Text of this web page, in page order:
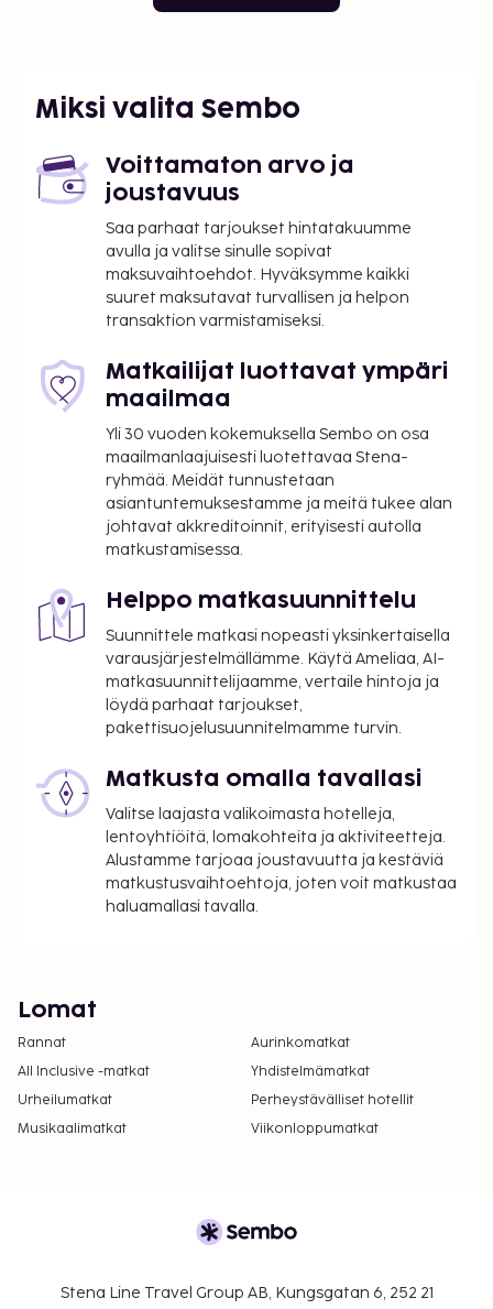
Miksi valita Sembo
Voittamaton arvo ja
joustavuus
Saa parhaat tarjoukset hintatakuumme
avulla ja valitse sinulle sopivat
maksuvaihtoehdot. Hyväksymme kaikki
suuret maksutavat turvallisen ja helpon
transaktion varmistamiseksi.
Matkailijat luottavat ympäri
maailmaa
Yli 30 vuoden kokemuksella Sembo on osa
maailmanlaajuisesti luotettavaa Stena-
ryhmää. Meidät tunnustetaan
asiantuntemuksestamme ja meitä tukee alan
johtavat akkreditoinnit, erityisesti autolla
matkustamisessa.
Helppo matkasuunnittelu
Suunnittele matkasi nopeasti yksinkertaisella
varausjärjestelmällämme. Käytä Ameliaa, AI-
matkasuunnittelijaamme, vertaile hintoja ja
löydä parhaat tarjoukset,
pakettisuojelusuunnitelmamme turvin.
Matkusta omalla tavallasi
Valitse laajasta valikoimasta hotelleja,
lentoyhtiöitä, lomakohteita ja aktiviteetteja.
Alustamme tarjoaa joustavuutta ja kestäviä
matkustusvaihtoehtoja, joten voit matkustaa
haluamallasi tavalla.
Lomat
Rannat
Aurinkomatkat
All Inclusive -matkat
Yhdistelmämatkat
Urheilumatkat
Perheystävälliset hotellit
Musikaalimatkat
Viikonloppumatkat
Stena Line Travel Group AB, Kungsgatan 6, 252 21